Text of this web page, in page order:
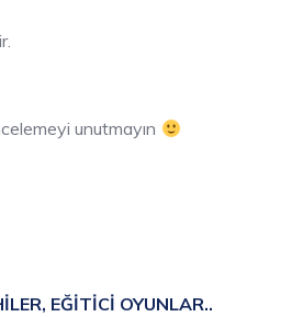
unutmayın
EĞİTİCİ OYUNLAR..